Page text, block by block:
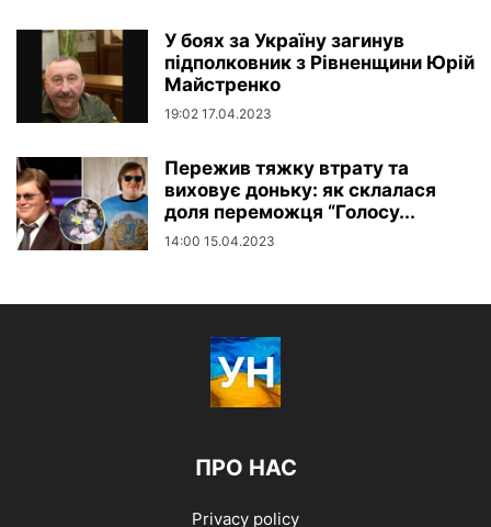
У боях за Україну загинув
підполковник з Рівненщини Юрій
Майстренко
19:02 17.04.2023
Пережив тяжку втрату та
виховує доньку: як склалася
доля переможця “Голосу...
14:00 15.04.2023
ПРО НАС
Privacy policy